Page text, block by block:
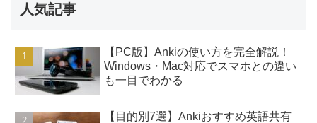
人気記事
【PC版】Ankiの使い方を完全解説！
Windows・Mac対応でスマホとの違い
も一目でわかる
【目的別7選】Ankiおすすめ英語共有